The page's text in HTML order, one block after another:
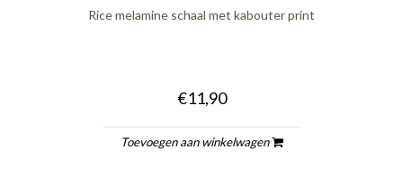
Rice melamine schaal met kabouter print
€11,90
Toevoegen aan winkelwagen